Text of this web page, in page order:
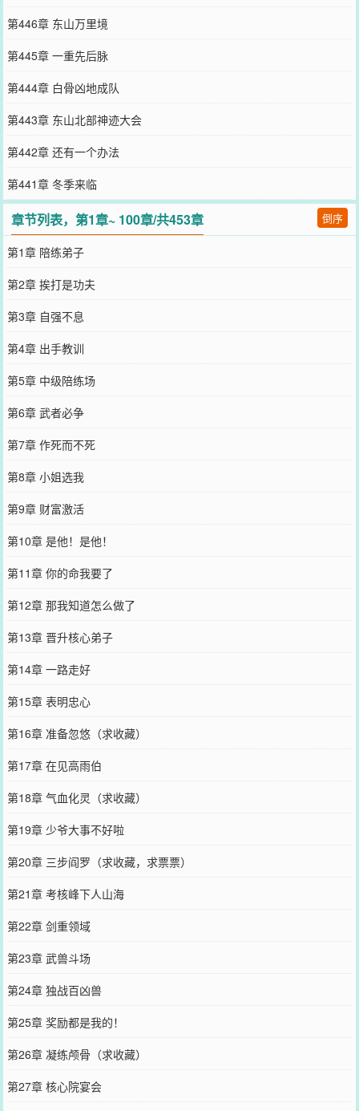
第446章 东山万里境
第445章 一重先后脉
第444章 白骨凶地成队
第443章 东山北部神迹大会
第442章 还有一个办法
第441章 冬季来临
章节列表，第1章~ 100章/共453章 倒序
第1章 陪练弟子
第2章 挨打是功夫
第3章 自强不息
第4章 出手教训
第5章 中级陪练场
第6章 武者必争
第7章 作死而不死
第8章 小姐选我
第9章 财富激活
第10章 是他！是他！
第11章 你的命我要了
第12章 那我知道怎么做了
第13章 晋升核心弟子
第14章 一路走好
第15章 表明忠心
第16章 准备忽悠（求收藏）
第17章 在见高雨伯
第18章 气血化灵（求收藏）
第19章 少爷大事不好啦
第20章 三步阎罗（求收藏，求票票）
第21章 考核峰下人山海
第22章 剑重领域
第23章 武兽斗场
第24章 独战百凶兽
第25章 奖励都是我的！
第26章 凝练颅骨（求收藏）
第27章 核心院宴会